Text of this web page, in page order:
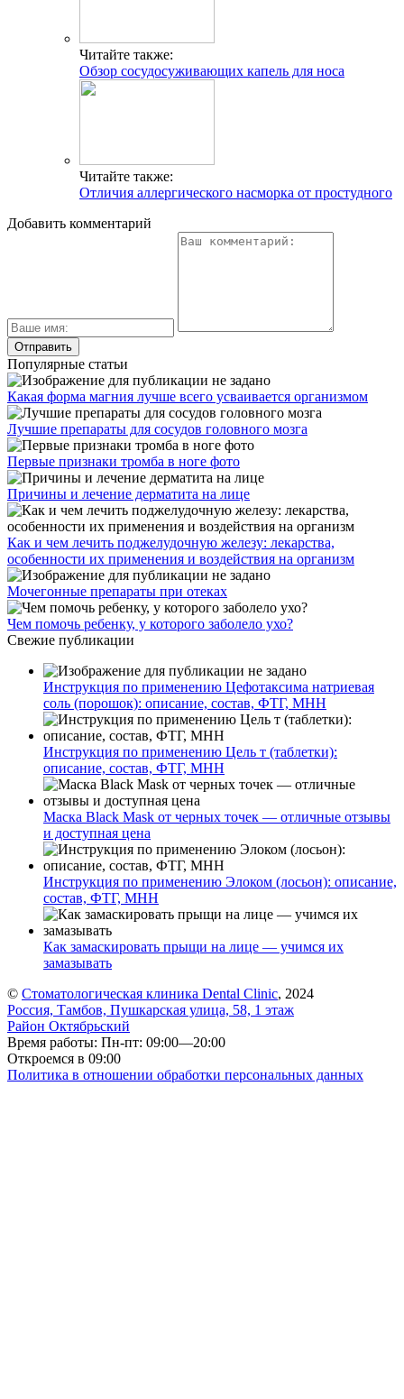
Читайте также:
Обзор сосудосуживающих капель для носа
Читайте также:
Отличия аллергического насморка от простудного
Добавить комментарий
Популярные статьи
Какая форма магния лучше всего усваивается организмом
Лучшие препараты для сосудов головного мозга
Первые признаки тромба в ноге фото
Причины и лечение дерматита на лице
Как и чем лечить поджелудочную железу: лекарства,
особенности их применения и воздействия на организм
Мочегонные препараты при отеках
Чем помочь ребенку, у которого заболело ухо?
Свежие публикации
Инструкция по применению Цефотаксима натриевая
соль (порошок): описание, состав, ФТГ, МНН
Инструкция по применению Цель т (таблетки):
описание, состав, ФТГ, МНН
Маска Black Mask от черных точек — отличные отзывы
и доступная цена
Инструкция по применению Элоком (лосьон): описание,
состав, ФТГ, МНН
Как замаскировать прыщи на лице — учимся их
замазывать
© Стоматологическая клиника Dental Clinic, 2024
Россия, Тамбов, Пушкарская улица, 58, 1 этаж
Район Октябрьский
Время работы: Пн-пт: 09:00—20:00
Откроемся в 09:00
Политика в отношении обработки персональных данных